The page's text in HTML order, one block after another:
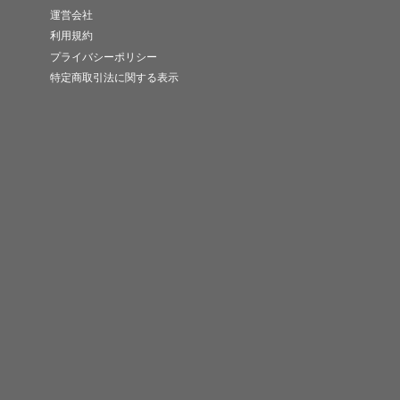
運営会社
利用規約
プライバシーポリシー
特定商取引法に関する表示